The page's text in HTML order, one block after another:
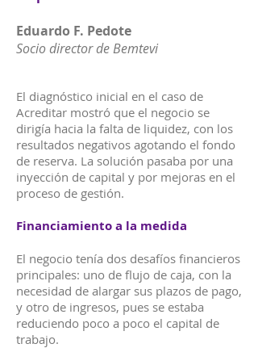
Eduardo F. Pedote
Socio director de Bemtevi
El diagnóstico inicial en el caso de
Acreditar mostró que el negocio se
dirigía hacia la falta de liquidez, con los
resultados negativos agotando el fondo
de reserva. La solución pasaba por una
inyección de capital y por mejoras en el
proceso de gestión.
Financiamiento a la medida
El negocio tenía dos desafíos financieros
principales: uno de flujo de caja, con la
necesidad de alargar sus plazos de pago,
y otro de ingresos, pues se estaba
reduciendo poco a poco el capital de
trabajo.